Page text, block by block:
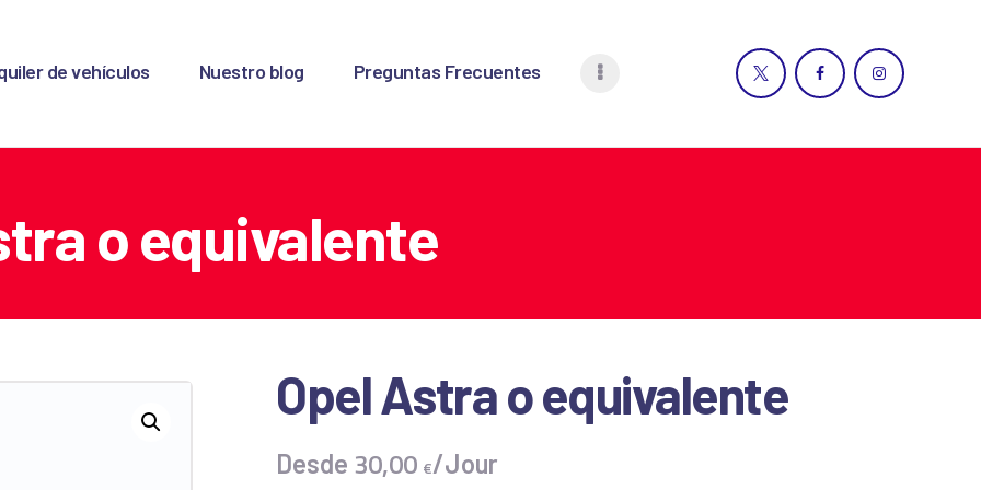
de vehículos Nuestro blog Preguntas Frecuentes
o equivalente
DE
BLOG
Opel Astra o equivalente
Desde 30,00 €/Jour